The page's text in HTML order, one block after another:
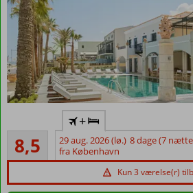
Centrum af
Rethymnon
– 1.5 km
Ved
Halvpension
8,5Alletiders
4
anmeldelser
+
29 aug. 2026 (lø.) 8 dage (7
fra København
Kun 3 værelse(r)